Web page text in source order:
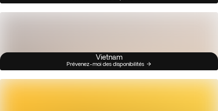
Vietnam
Prévenez-moi des disponibilités